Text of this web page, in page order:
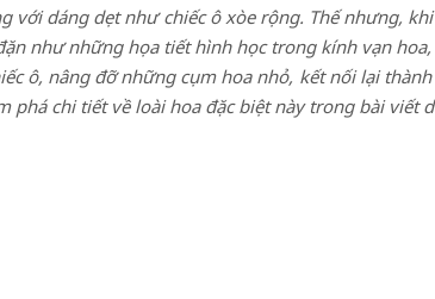
dáng dẹt như chiếc ô xòe rộng. Thế nhưng,
như những họa tiết hình học trong kính vạn
ô, nâng đỡ những cụm hoa nhỏ, kết nối lại
phá chi tiết về loài hoa đặc biệt này trong bài viết